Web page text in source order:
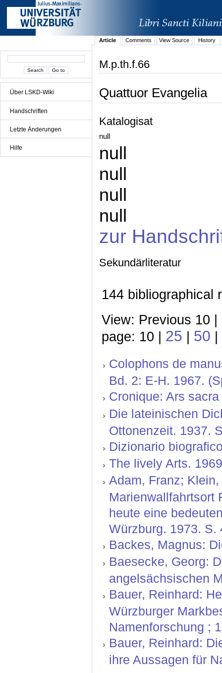
Über LSKD-Wiki
Handschriften
Letzte Änderungen
Hilfe
Article Comments View Source History
M.p.th.f.66
Quattuor Evangelia
Katalogisat
null
null
null
null
null
zur
Sekundärliteratur
144 bibliographical
View: Previous 10 |
page: 10 | 25 | 50 |
Colophons de
Bd. 2: E-H. 1967.
Cronique: Ars
Die lateinischen
Ottonenzeit. 1937.
Dizionario
The lively Arts.
Adam, Franz;
Marienwallfahrtsort
heute eine
Würzburg. 1973. S.
Backes, Magnus:
Baesecke, Georg:
angelsächsischen
Bauer, Reinhard:
Würzburger
Namenforschung ;
Bauer, Reinhard:
ihre Aussagen für